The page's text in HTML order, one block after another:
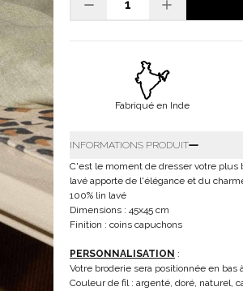
Fabriqué en Inde
INFORMATIONS PRODUIT
C'est le moment de dresser votre plus
lavé apporte de l'élégance et du
100% lin lavé
Dimensions : 45x45 cm
Finition : coins capuchons
PERSONNALISATION :
Votre broderie sera positionnée en bas
Couleur de fil : argenté, doré, naturel,